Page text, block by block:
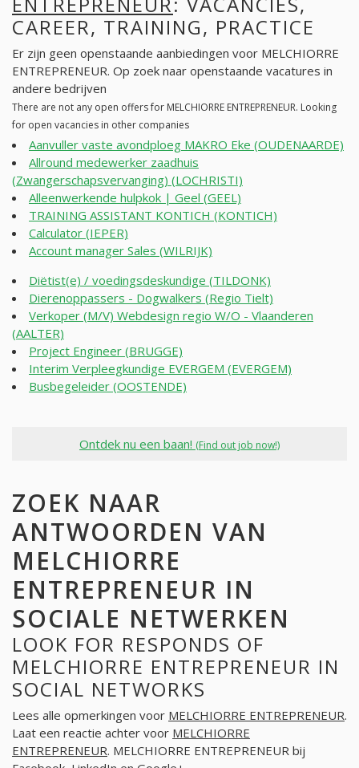
CAREER, TRAINING, PRACTICE
Er zijn geen openstaande aanbiedingen voor MELCHIORRE
ENTREPRENEUR. Op zoek naar openstaande vacatures in
andere bedrijven
There are not any open offers for MELCHIORRE ENTREPRENEUR. Looking
for open vacancies in other companies
Aanvuller vaste avondploeg MAKRO Eke (OUDENAARDE)
Allround medewerker zaadhuis
(Zwangerschapsvervanging) (LOCHRISTI)
Alleenwerkende hulpkok | Geel (GEEL)
TRAINING ASSISTANT KONTICH (KONTICH)
Calculator (IEPER)
Account manager Sales (WILRIJK)
Diëtist(e) / voedingsdeskundige (TILDONK)
Dierenoppassers - Dogwalkers (Regio Tielt)
Verkoper (M/V) Webdesign regio W/O - Vlaanderen
(AALTER)
Project Engineer (BRUGGE)
Interim Verpleegkundige EVERGEM (EVERGEM)
Busbegeleider (OOSTENDE)
Ontdek nu een baan! (Find out job now!)
ZOEK NAAR
ANTWOORDEN VAN
MELCHIORRE
ENTREPRENEUR IN
SOCIALE NETWERKEN
LOOK FOR RESPONDS OF
MELCHIORRE ENTREPRENEUR IN
SOCIAL NETWORKS
Lees alle opmerkingen voor MELCHIORRE ENTREPRENEUR.
Laat een reactie achter voor MELCHIORRE
ENTREPRENEUR. MELCHIORRE ENTREPRENEUR bij